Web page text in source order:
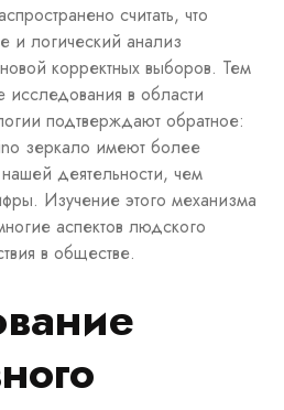
считать, что
и логический анализ
корректных выборов. Тем
в области
подтверждают обратное:
зеркало имеют более
деятельности, чем
Изучение этого механизма
аспектов людского
в обществе.